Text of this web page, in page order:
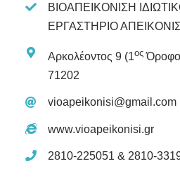
ΒΙΟΑΠΕΙΚΟΝΙΣΗ
ΕΡΓΑΣΤΗΡΙΟ
Αρκολέοντος 9 (1ος
71202
vioapeikonisi@gmail.com
www.vioapeikonisi.gr
2810-225051 & 2810-